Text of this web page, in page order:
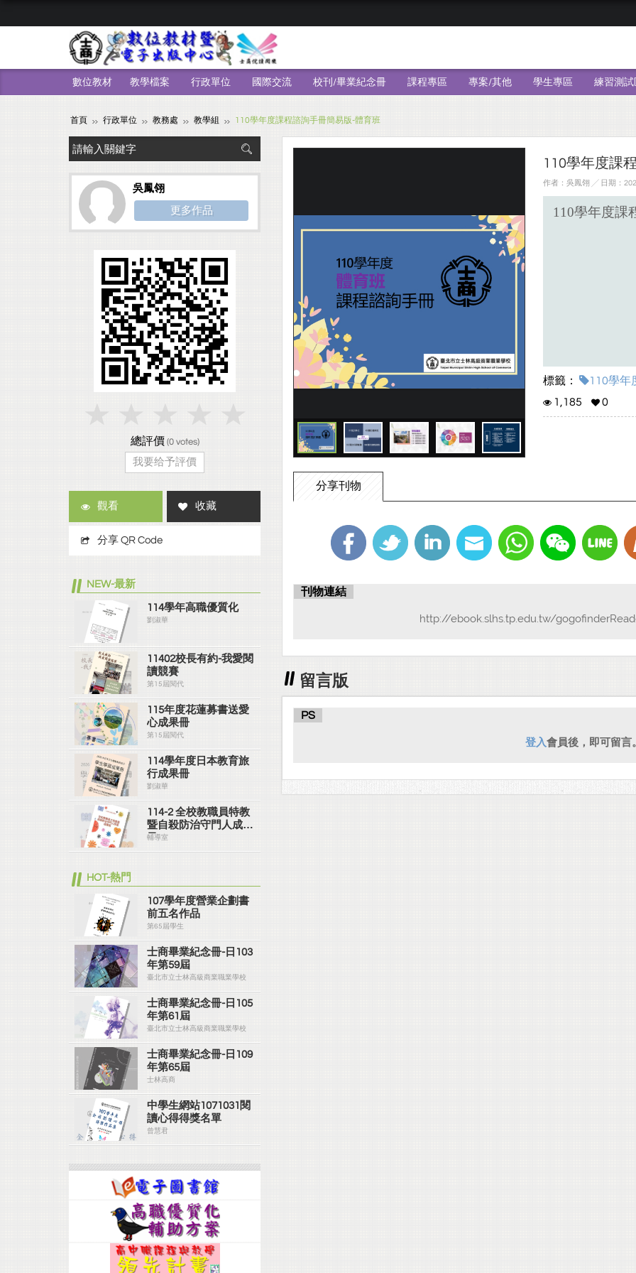
數位教材 教學檔案 行政單位 國際交流 校刊/畢業紀念冊 課程專區 專案/其他 學生專區 練習測試
首頁 行政單位 教務處 教學組 110學年度課程諮詢手冊簡易版-體育班
110學年度課
作者：吳鳳翎 ╱ 日期：
110學年度課
標籤：
110學年
1,185
0
分享刊物
刊物連結
http://ebook.slhs.tp.edu.tw/
留言版
PS
登入會員後，即可留言
吳鳳翎
更多作品
總評價 (0votes)
我要给予評價
觀看 收藏
分享 QR Code
NEW-最新
114學年高職優質化
劉淑華
11402校長有約-我愛閱
讀競賽
第15屆閱代
115年度花蓮募書送愛
心成果冊
第15屆閱代
114學年度日本教育旅
行成果冊
劉淑華
114-2 全校教職員特教
暨自殺防治守門人成果
冊
輔導室
HOT-熱門
107學年度營業企劃書
前五名作品
第65屆學生
士商畢業紀念冊-日103
年第59屆
臺北市立士林高級商業職業學校
士商畢業紀念冊-日105
年第61屆
臺北市立士林高級商業職業學校
士商畢業紀念冊-日109
年第65屆
士林高商
中學生網站1071031閱
讀心得得獎名單
曾慧君